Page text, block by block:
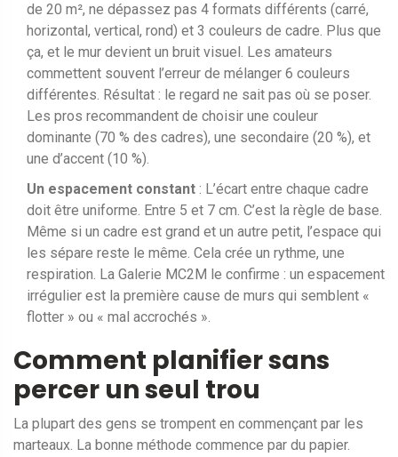
de 20 m², ne dépassez pas 4 formats différents (carré,
horizontal, vertical, rond) et 3 couleurs de cadre. Plus que
ça, et le mur devient un bruit visuel. Les amateurs
commettent souvent l’erreur de mélanger 6 couleurs
différentes. Résultat : le regard ne sait pas où se poser.
Les pros recommandent de choisir une couleur
dominante (70 % des cadres), une secondaire (20 %), et
une d’accent (10 %).
Un espacement constant : L’écart entre chaque cadre
doit être uniforme. Entre 5 et 7 cm. C’est la règle de base.
Même si un cadre est grand et un autre petit, l’espace qui
les sépare reste le même. Cela crée un rythme, une
respiration. La Galerie MC2M le confirme : un espacement
irrégulier est la première cause de murs qui semblent «
flotter » ou « mal accrochés ».
Comment planifier sans
percer un seul trou
La plupart des gens se trompent en commençant par les
marteaux. La bonne méthode commence par du papier.